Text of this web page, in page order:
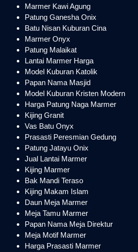
Marmer Kawi Agung
Patung Ganesha Onix
Batu Nisan Kuburan Cina
Marmer Onyx
Patung Malaikat
Lantai Marmer Harga
Model Kuburan Katolik
Papan Nama Masjid
Model Kuburan Kristen Modern
Harga Patung Naga Marmer
Kijing Granit
Vas Batu Onyx
Prasasti Peresmian Gedung
Patung Jatayu Onix
Jual Lantai Marmer
Kijing Marmer
Bak Mandi Teraso
Kijing Makam Islam
Daun Meja Marmer
Meja Tamu Marmer
Papan Nama Meja Direktur
Meja Motif Marmer
Harga Prasasti Marmer